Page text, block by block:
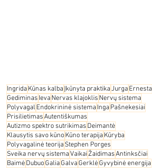
Ingrida Kūnas kalbaĮkūnyta praktikaJurga Ernesta
Gediminas Ieva Nervas klajoklis Nervų sistema
Polyvagal Endokrininė sistema Inga Pašnekesiai
PrisilietimasAutentiškumas
Autizmo spektro sutrikimas Deimantė
Klausytis savo kūnoKūno terapija Kūryba
Polyvagalinė teorija Stephen Porges
Sveika nervų sistemaVaikaiŽaidimasAntinksčiai
BaimėDubuoGalia Galva GerklėGyvybinė energija